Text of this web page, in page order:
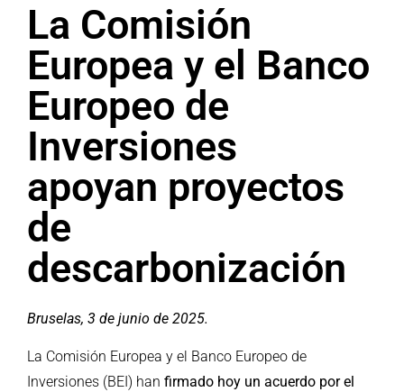
La Comisión
Europea y el Banco
Europeo de
Inversiones
apoyan proyectos
de
descarbonización
Bruselas, 3 de junio de 2025.
La Comisión Europea y el Banco Europeo de
Inversiones (BEI) han firmado hoy un acuerdo por el